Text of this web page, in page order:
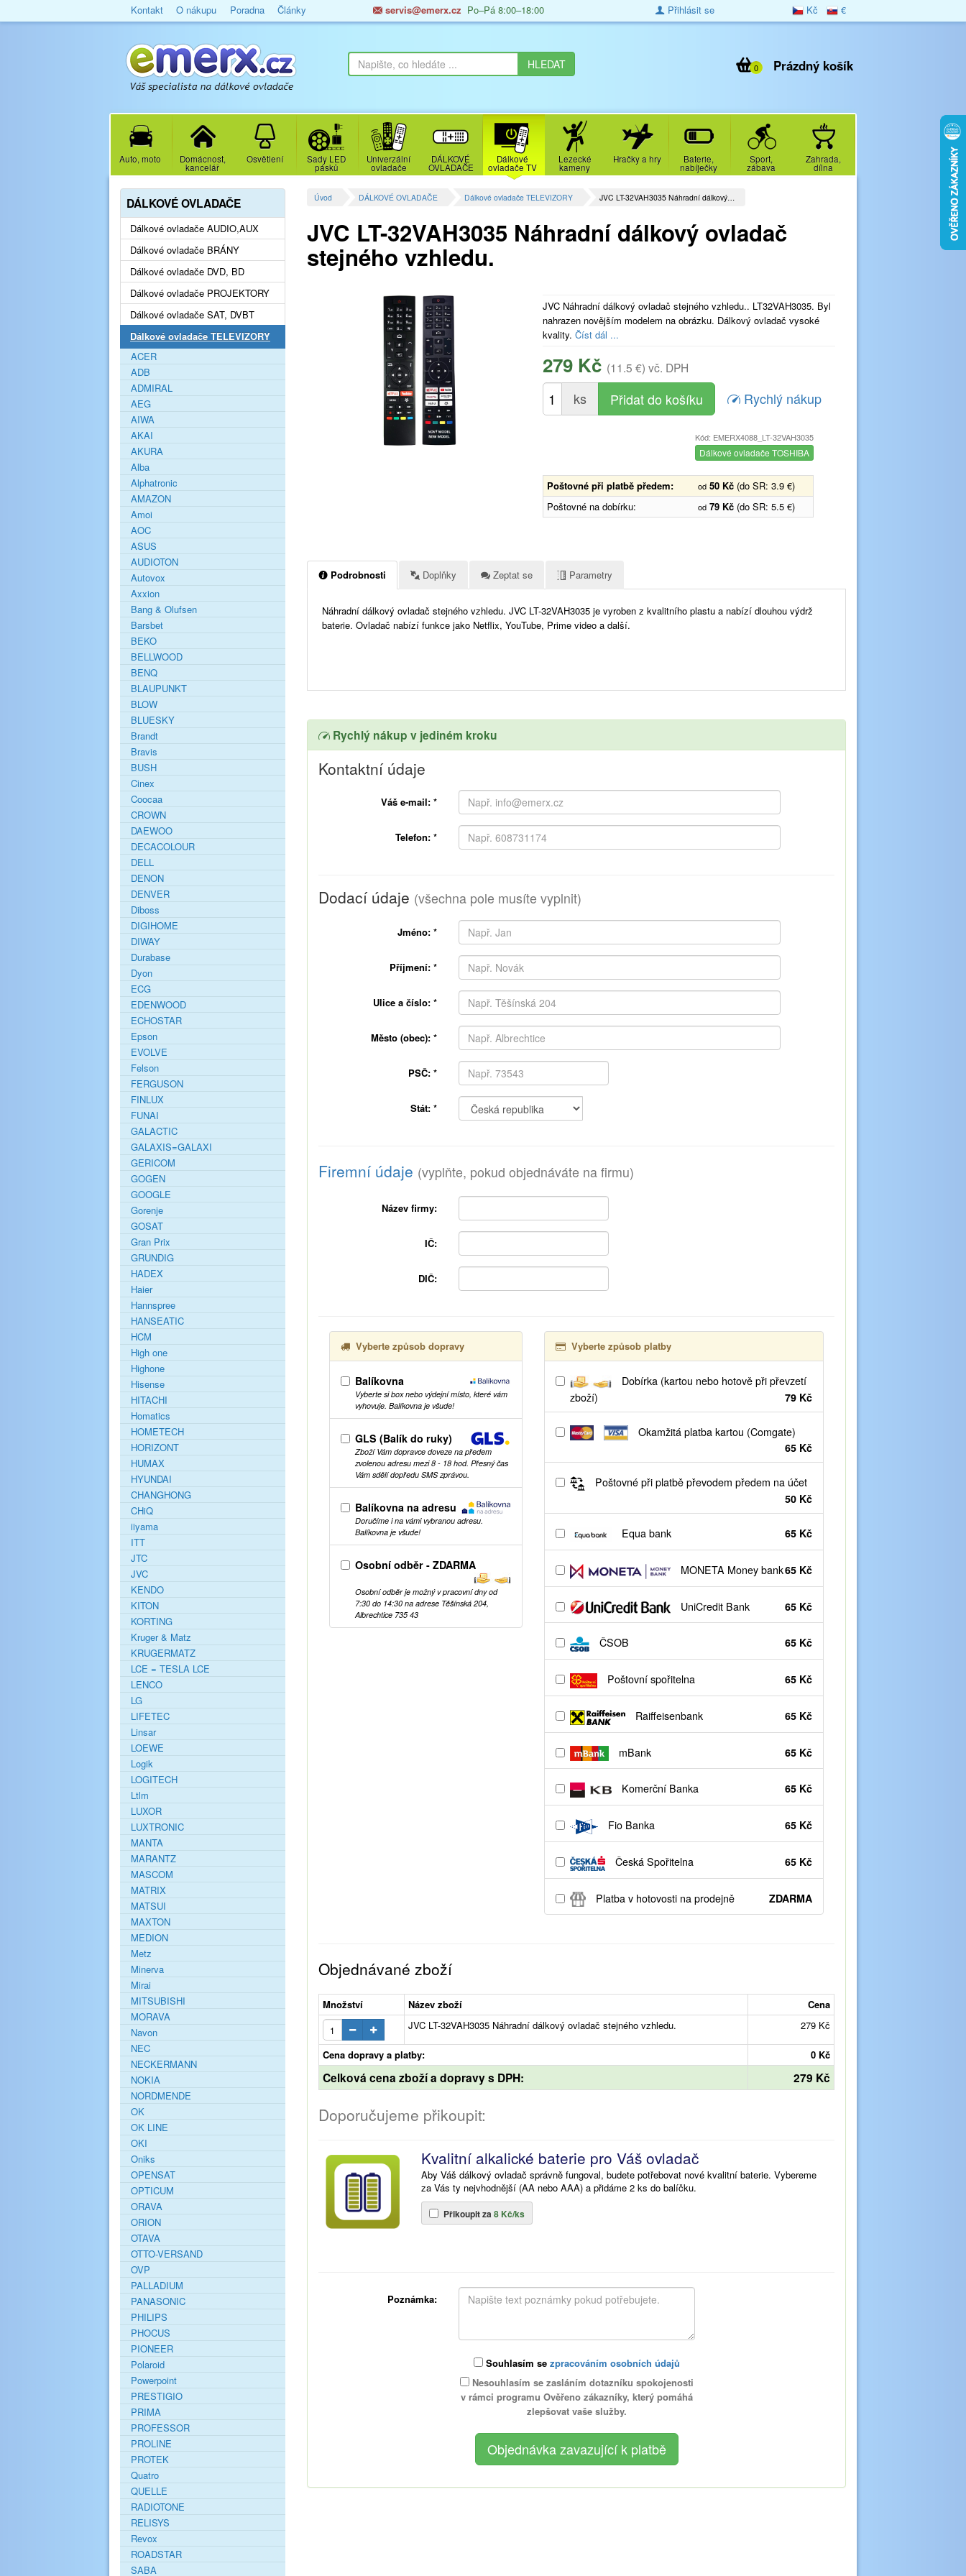
Kontakt O nákupu Poradna Články servis@emerx.cz Po–Pá 8:00–18:00 Kč €
Přihlásit se
Prázdný košík
0
Auto, moto Domácnost,
kancelář
Osvětlení Sady LED
pásků
Univerzální
ovladače
DÁLKOVÉ
OVLADAČE
Dálkové
ovladače TV
Lezecké
kameny
Hračky a hry Baterie,
nabíječky
Sport,
zábava
Zahrada,
dílna
Úvod DÁLKOVÉ OVLADAČE Dálkové ovladače TELEVIZORY JVC LT-32VAH3035 Náhradní dálkový…
JVC LT-32VAH3035 Náhradní dálkový ovladač
stejného vzhledu.
JVC Náhradní dálkový ovladač stejného vzhledu.. LT32VAH3035. Byl
nahrazen novějším modelem na obrázku. Dálkový ovladač vysoké
kvality. Číst dál ...
279 Kč (11.5 €) vč. DPH
ks Rychlý nákup
Kód: EMERX4088_LT-32VAH3035
Dálkové ovladače TOSHIBA
Poštovné při platbě předem: od 50 Kč (do SR: 3.9 €)
Poštovné na dobírku:
od 79 Kč (do SR: 5.5 €)
Podrobnosti Doplňky Zeptat se Parametry
Náhradní dálkový ovladač stejného vzhledu. JVC LT-32VAH3035 je vyroben z kvalitního plastu a nabízí dlouhou výdrž
baterie. Ovladač nabízí funkce jako Netflix, YouTube, Prime video a další.
Rychlý nákup v jediném kroku
Kontaktní údaje
Váš e-mail: *
Telefon: *
Dodací údaje (všechna pole musíte vyplnit)
Jméno: *
Příjmení: *
Ulice a číslo: *
Město (obec): *
PSČ: *
Stát: *
Firemní údaje (vyplňte, pokud objednáváte na firmu)
Název firmy:
IČ:
DIČ:
Vyberte způsob dopravy
Balíkovna
Vyberte si box nebo výdejní místo, které vám
vyhovuje. Balíkovna je všude!
GLS (Balík do ruky)
Zboží Vám dopravce doveze na předem
zvolenou adresu mezi 8 - 18 hod. Přesný čas
Vám sdělí dopředu SMS zprávou.
Balíkovna na adresu
Doručíme i na vámi vybranou adresu.
Balíkovna je všude!
Osobní odběr - ZDARMA
Osobní odběr je možný v pracovní dny od
7:30 do 14:30 na adrese Těšínská 204,
Albrechtice 735 43
Vyberte způsob platby
Dobírka (kartou nebo hotově při převzetí
zboží)
79 Kč
Okamžitá platba kartou (Comgate)
65 Kč
Poštovné při platbě převodem předem na účet
50 Kč
Equa bank 65 Kč
MONETA Money bank65 Kč
UniCredit Bank 65 Kč
ČSOB 65 Kč
Poštovní spořitelna 65 Kč
Raiffeisenbank 65 Kč
mBank 65 Kč
Komerční Banka 65 Kč
Fio Banka 65 Kč
Česká Spořitelna 65 Kč
Platba v hotovosti na prodejně ZDARMA
Objednávané zboží
Množství Název zboží
Cena
JVC LT-32VAH3035 Náhradní dálkový ovladač stejného vzhledu.
279 Kč
Cena dopravy a platby: 0 Kč
Celková cena zboží a dopravy s DPH: 279 Kč
Doporučujeme přikoupit:
Kvalitní alkalické baterie pro Váš ovladač
Aby Váš dálkový ovladač správně fungoval, budete potřebovat nové kvalitní baterie. Vybereme
za Vás ty nejvhodnější (AA nebo AAA) a přidáme 2 ks do balíčku.
Přikoupit za8 Kč/ks
Poznámka:
Souhlasím se zpracováním osobních údajů
Nesouhlasím se zasláním dotazníku spokojenosti
v rámci programu Ověřeno zákazníky, který pomáhá
zlepšovat vaše služby.
DÁLKOVÉ OVLADAČE
Dálkové ovladače AUDIO,AUX
Dálkové ovladače BRÁNY
Dálkové ovladače DVD, BD
Dálkové ovladače PROJEKTORY
Dálkové ovladače SAT, DVBT
Dálkové ovladače TELEVIZORY
ACER
ADB
ADMIRAL
AEG
AIWA
AKAI
AKURA
Alba
Alphatronic
AMAZON
Amoi
AOC
ASUS
AUDIOTON
Autovox
Axxion
Bang & Olufsen
Barsbet
BEKO
BELLWOOD
BENQ
BLAUPUNKT
BLOW
BLUESKY
Brandt
Bravis
BUSH
Cinex
Coocaa
CROWN
DAEWOO
DECACOLOUR
DELL
DENON
DENVER
Diboss
DIGIHOME
DIWAY
Durabase
Dyon
ECG
EDENWOOD
ECHOSTAR
Epson
EVOLVE
Felson
FERGUSON
FINLUX
FUNAI
GALACTIC
GALAXIS=GALAXI
GERICOM
GOGEN
GOOGLE
Gorenje
GOSAT
Gran Prix
GRUNDIG
HADEX
Haier
Hannspree
HANSEATIC
HCM
High one
Highone
Hisense
HITACHI
Homatics
HOMETECH
HORIZONT
HUMAX
HYUNDAI
CHANGHONG
CHiQ
iiyama
ITT
JTC
JVC
KENDO
KITON
KORTING
Kruger & Matz
KRUGERMATZ
LCE = TESLA LCE
LENCO
LG
LIFETEC
Linsar
LOEWE
Logik
LOGITECH
Ltlm
LUXOR
LUXTRONIC
MANTA
MARANTZ
MASCOM
MATRIX
MATSUI
MAXTON
MEDION
Metz
Minerva
Mirai
MITSUBISHI
MORAVA
Navon
NEC
NECKERMANN
NOKIA
NORDMENDE
OK
OK LINE
OKI
Oniks
OPENSAT
OPTICUM
ORAVA
ORION
OTAVA
OTTO-VERSAND
OVP
PALLADIUM
PANASONIC
PHILIPS
PHOCUS
PIONEER
Polaroid
Powerpoint
PRESTIGIO
PRIMA
PROFESSOR
PROLINE
PROTEK
Quatro
QUELLE
RADIOTONE
RELISYS
Revox
ROADSTAR
SABA